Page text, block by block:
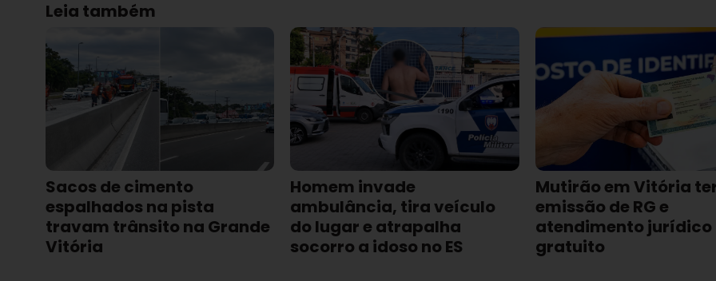
Leia também
Sacos de cimento
espalhados na pista
travam trânsito na Grande
Vitória
Homem invade
ambulância, tira veículo
do lugar e atrapalha
socorro a idoso no ES
Mutirão em Vitória
emissão de RG e
atendimento jurídico
gratuito